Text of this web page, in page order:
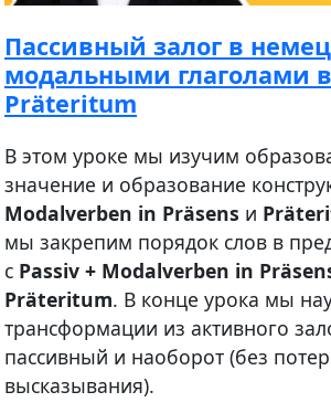
Пассивный залог в
модальными глаголами
Präteritum
В этом уроке мы изучим
значение и образование
Modalverben in Präsens и
мы закрепим порядок слов в
с Passiv + Modalverben in
Präteritum. В конце урока мы
трансформации из активного
пассивный и наоборот (без
высказывания).